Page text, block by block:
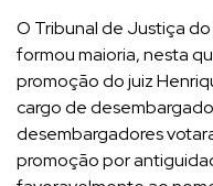
O Tribunal de Justiça
formou maioria, nesta
promoção do juiz
cargo de
desembargadores
promoção por